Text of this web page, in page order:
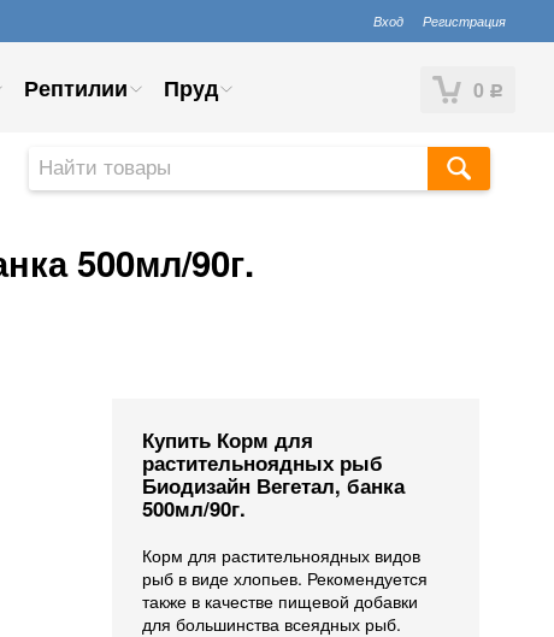
Вход Регистрация
0 Р
Рептилии Пруд
500мл/90г.
Купить Корм для
растительноядных рыб
Биодизайн Вегетал, банка
500мл/90г.
Корм для растительноядных видов
рыб в виде хлопьев. Рекомендуется
также в качестве пищевой добавки
для большинства всеядных рыб.